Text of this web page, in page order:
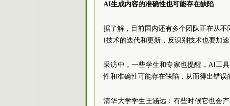
AI生成内容的准确性也可能存在缺陷
据了解，目前国内还有多个团队正在从
I技术的迭代和更新，反识别技术也要加
采访中，一些学生和专家也提醒，AI工
性和准确性可能存在缺陷，从而得出错误
清华大学学生王涵远：有些时候它也会